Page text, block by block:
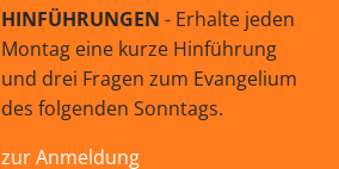
HINFÜHRUNGEN - Erhalte jeden
Montag eine kurze Hinführung
und drei Fragen zum Evangelium
des folgenden Sonntags.
zur Anmeldung